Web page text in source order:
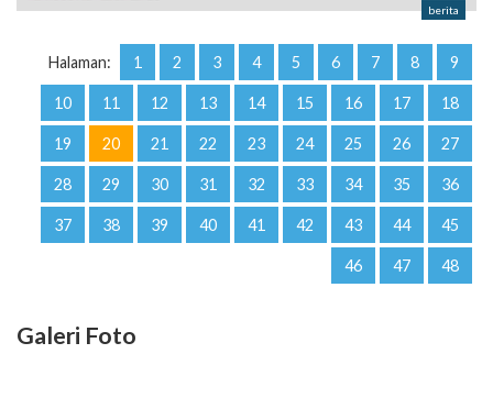
berita
Halaman: 1 2 3 4 5 6 7 8 9
10 11 12 13 14 15 16 17 18
19 20 21 22 23 24 25 26 27
28 29 30 31 32 33 34 35 36
37 38 39 40 41 42 43 44 45
46 47 48
Galeri Foto